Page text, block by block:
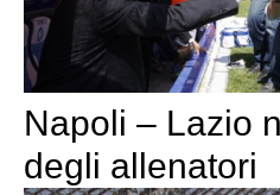
Napoli – Lazio
degli allenatori